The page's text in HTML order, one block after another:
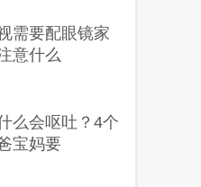
需要配眼镜家
意什么
么会呕吐？4个
宝妈要